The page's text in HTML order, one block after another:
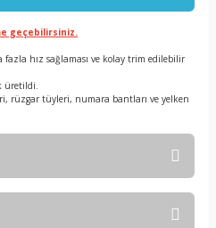
geçebilirsiniz.
hız sağlaması ve kolay trim edilebilir
üretildi.
rüzgar tüyleri, numara bantları ve yelken